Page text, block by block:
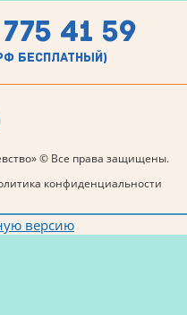
41 59
бесплатный)
© Все права защищены.
конфиденциальности
версию